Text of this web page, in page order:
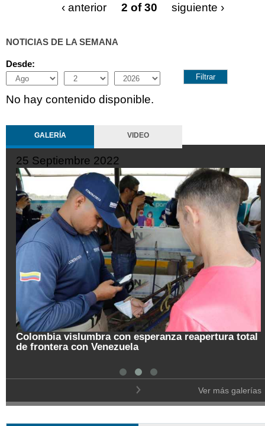
‹ anterior 2 of 30 siguiente ›
NOTICIAS DE LA SEMANA
Desde:
Month
Day Year
No hay contenido disponible.
GALERÍA VIDEO
25 Septiembre 2022
Colombia vislumbra con esperanza reapertura total
de frontera con Venezuela
Ver más galerías